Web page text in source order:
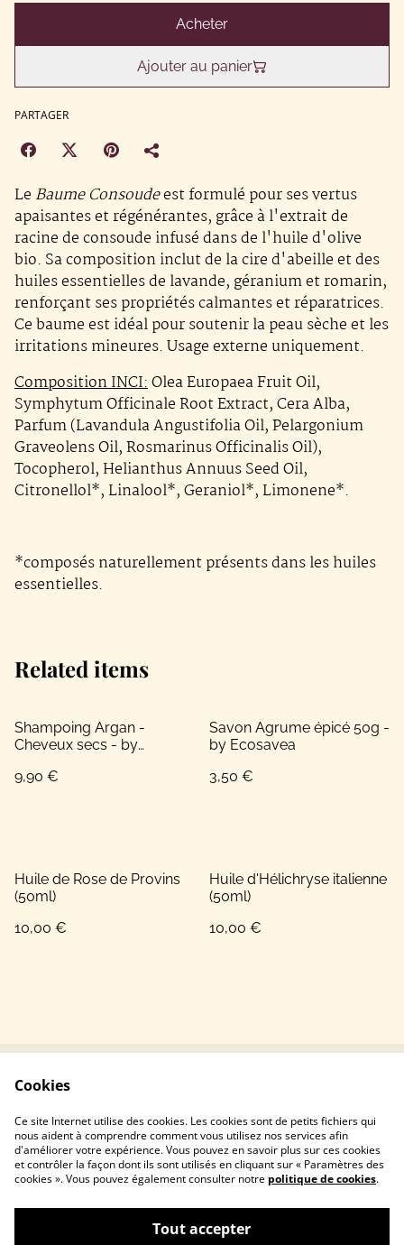
Acheter
Ajouter au panier
PARTAGER
Le Baume Consoudeest formulé pour ses vertus
apaisantes et régénérantes, grâce à l'extrait de
racine de consoude infusé dans de l'huile d'olive
bio. Sa composition inclut de la cire d'abeille et des
huiles essentielles de lavande, géranium et romarin,
renforçant ses propriétés calmantes et réparatrices.
Ce baume est idéal pour soutenir la peau sèche et les
irritations mineures. Usage externe uniquement.
Composition INCI:Olea Europaea Fruit Oil,
Symphytum Officinale Root Extract, Cera Alba,
Parfum (Lavandula Angustifolia Oil, Pelargonium
Graveolens Oil, Rosmarinus Officinalis Oil),
Tocopherol, Helianthus Annuus Seed Oil,
Citronellol*, Linalool*, Geraniol*, Limonene*.
*composés naturellement présents dans les huiles
essentielles.
Related items
Shampoing Argan -
Cheveux secs - by
9,90 €
Savon Agrume épicé 50g -
by Ecosavea
3,50 €
Huile de Rose de Provins
(50ml)
10,00 €
Huile d'Hélichryse italienne
(50ml)
10,00 €
confidentialité
Politique de cookies
Cookies
Ce site Internet utilise des cookies. Les cookies sont de petits fichiers qui
nous aident à comprendre comment vous utilisez nos services afin
d'améliorer votre expérience. Vous pouvez en savoir plus sur ces cookies
et contrôler la façon dont ils sont utilisés en cliquant sur « Paramètres des
cookies ». Vous pouvez également consulter notre politique de cookies.
Tout accepter